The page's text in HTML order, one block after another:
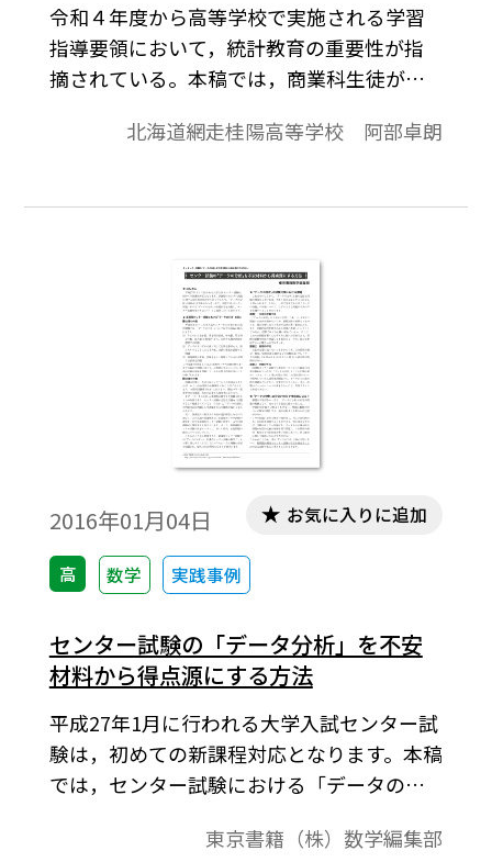
令和４年度から高等学校で実施される学習
指導要領において，統計教育の重要性が指
摘されている。本稿では，商業科生徒が数
スを，統計データを用いて学習した実践事
北海道網走桂陽高等学校 阿部卓朗
2016年01月04日
高 数学 実践事例
お気に入りに追加
センター試験の「データ分析」を不安
材料から得点源にする方法
平成27年1月に行われる大学入試センター試
験は，初めての新課程対応となります。本稿
では，センター試験における「データの分
策の方法についてご提案します。
東京書籍（株）数学編集部